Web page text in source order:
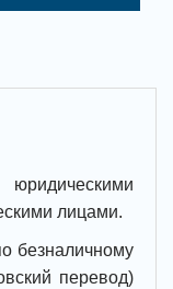
лицами.
безналичному
перевод)